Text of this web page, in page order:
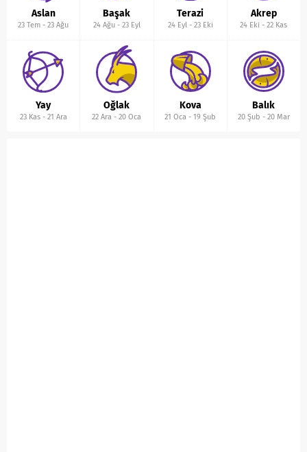
Aslan
23 Tem -23 Ağu
Başak
24 Ağu- 23 Eyl
Terazi
24 Eyl- 23 Eki
Akrep
24 Eki -22 Kas
Yay
23 Kas- 21 Ara
Oğlak
22 Ara -20 Oca
Kova
21 Oca -19 Şub
Balık
20 Şub - 20 Mar